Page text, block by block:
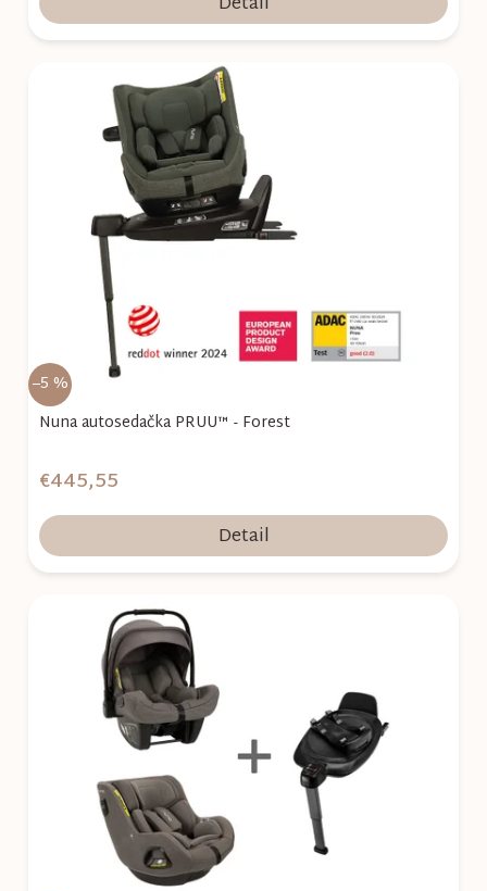
–5 %
Nuna autosedačka PRUU™ - Forest
€445,55
Detail